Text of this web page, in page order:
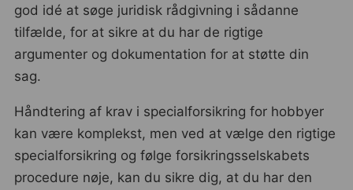
god idé at søge juridisk rådgivning i sådanne
tilfælde, for at sikre at du har de rigtige
argumenter og dokumentation for at støtte din
sag.
Håndtering af krav i specialforsikring for hobbyer
kan være komplekst, men ved at vælge den rigtige
specialforsikring og følge forsikringsselskabets
procedure nøje, kan du sikre dig, at du har den